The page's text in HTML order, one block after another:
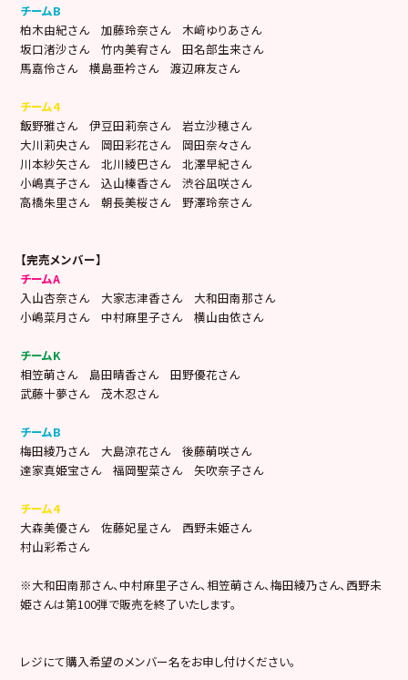
チームB
柏木由紀さん 加藤玲奈さん 木﨑ゆりあさん
坂口渚沙さん 竹内美宥さん 田名部生来さん
馬嘉伶さん 横島亜衿さん 渡辺麻友さん
チーム4
飯野雅さん 伊豆田莉奈さん 岩立沙穂さん
大川莉央さん 岡田彩花さん 岡田奈々さん
川本紗矢さん 北川綾巴さん 北澤早紀さん
小嶋真子さん 込山榛香さん 渋谷凪咲さん
高橋朱里さん 朝長美桜さん 野澤玲奈さん
【完売メンバー】
チームA
入山杏奈さん 大家志津香さん 大和田南那さん
小嶋菜月さん 中村麻里子さん 横山由依さん
チームK
相笠萌さん 島田晴香さん 田野優花さん
武藤十夢さん 茂木忍さん
チームB
梅田綾乃さん 大島涼花さん 後藤萌咲さん
達家真姫宝さん 福岡聖菜さん 矢吹奈子さん
チーム4
大森美優さん 佐藤妃星さん 西野未姫さん
村山彩希さん
※大和田南那さん、中村麻里子さん、相笠萌さん、梅田綾乃さん、西野未
姫さんは第100弾で販売を終了いたします。
レジにて購入希望のメンバー名をお申し付けください。